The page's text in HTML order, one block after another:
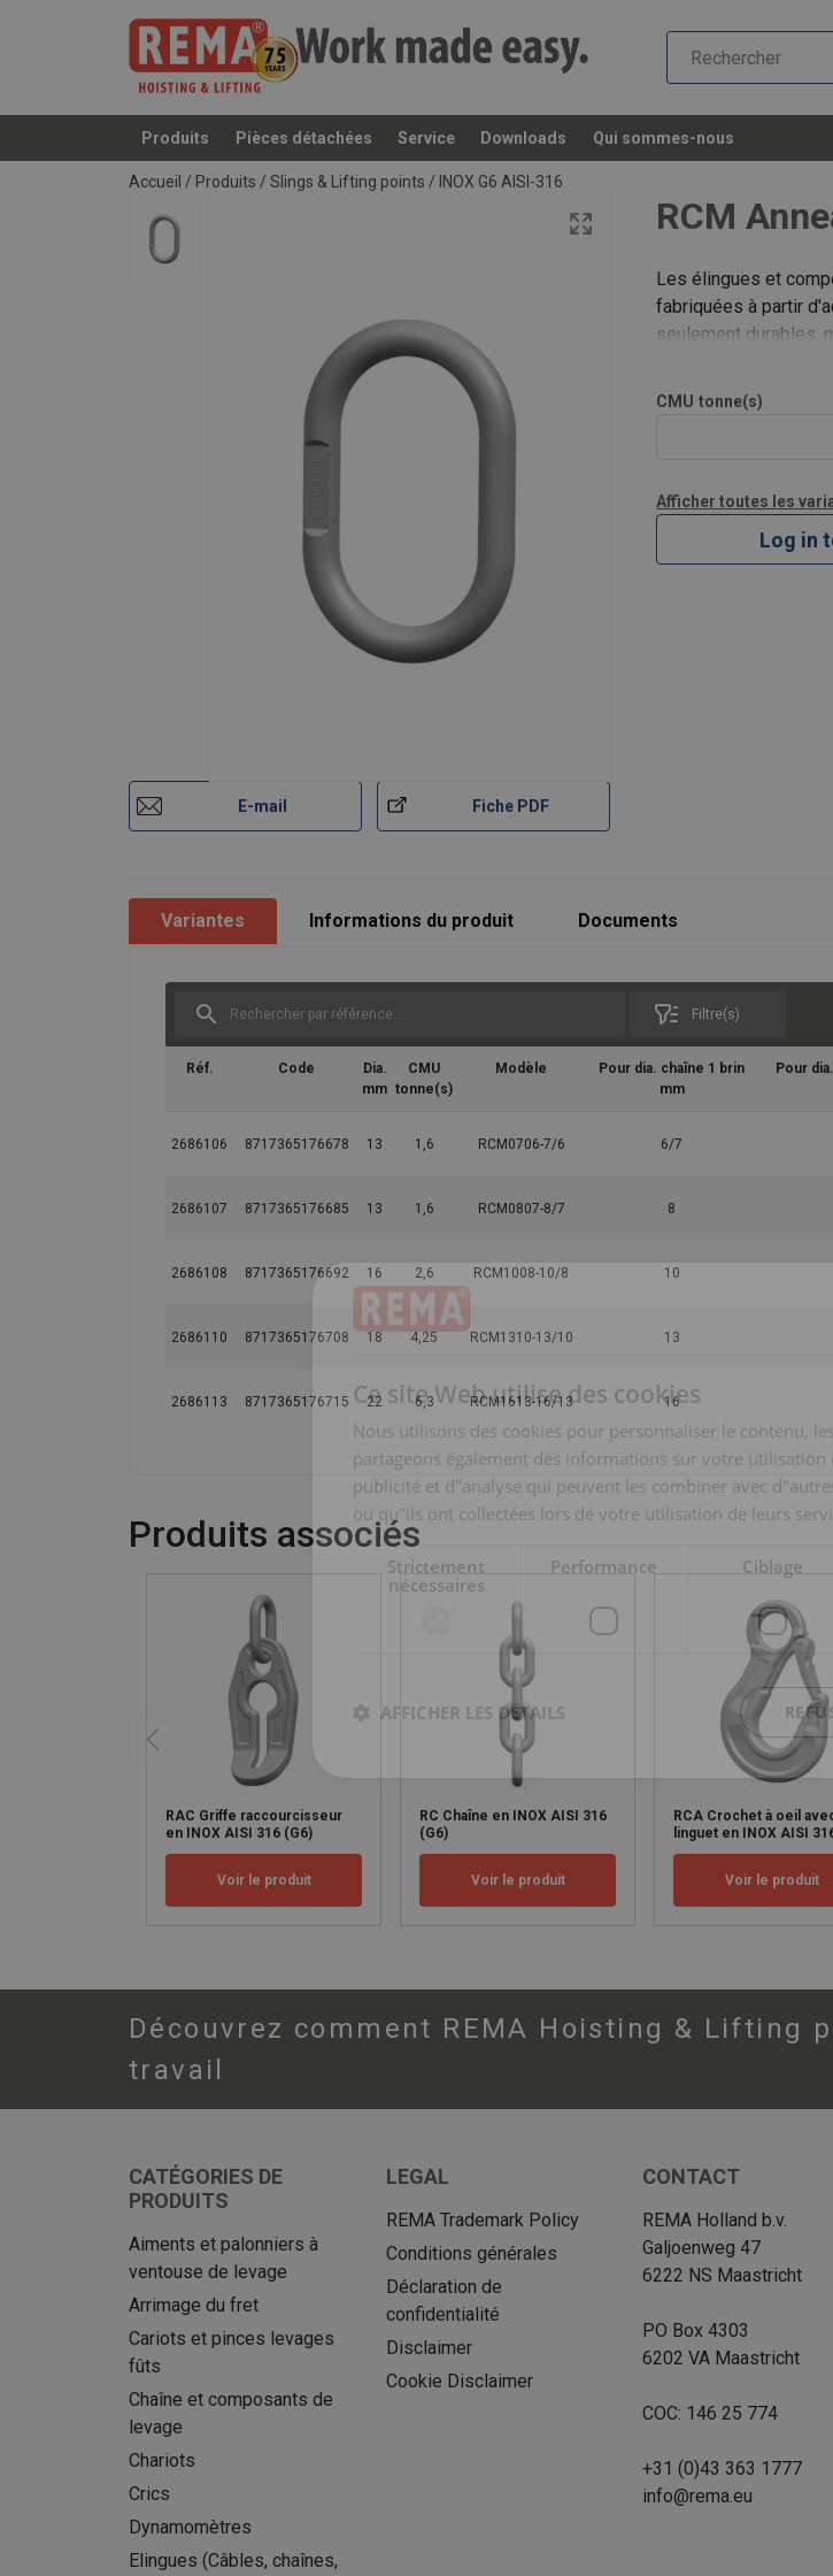
Produits Pièces détachées Service Downloads Qui sommes-nous
Ajouté au panier
Accueil / Produits / Slings & Lifting points / INOX G6 AISI-316
RCM
E-mail Fiche PDF
Les élingues et
fabriquées à partir
seulement durables,
CMU tonne(s)
Afficher toutes les
Log in
Variantes Informations du produit Documents
Filtre(s)
Réf. Code
Dia.
mm
CMU
tonne(s)
Modèle
Pour dia. chaîne 1 brin
mm
Pour
2686106 8717365176678 13 1,6 RCM0706-7/6 6/7
2686107 8717365176685 13 1,6 RCM0807-8/7 8
2686108 8717365176692 16 2,6 RCM1008-10/8 10
2686110 8717365176708 18 4,25 RCM1310-13/10 13
2686113 8717365176715 22 6,3 RCM1613-16/13 16
Polyvalence:
Construction:
Agroalimentaire:
Coefficient de sécurité:
Catalogue 2019 FR (117).pdf
Produits associés
RAC Griffe raccourcisseur
en INOX AISI 316 (G6)
Voir le produit
RC Chaîne en INOX AISI 316
(G6)
Voir le produit
RCA Crochet à oeil
linguet en INOX AISI
Voir le produit
Découvrez comment REMA Hoisting & Lifting
travail
CATÉGORIES DE
PRODUITS
Aiments et palonniers à
ventouse de levage
Arrimage du fret
Cariots et pinces levages
fûts
Chaîne et composants de
levage
Chariots
Crics
Dynamomètres
Elingues (Câbles, chaînes,
LEGAL
REMA Trademark Policy
Conditions générales
Déclaration de
confidentialité
Disclaimer
Cookie Disclaimer
CONTACT
REMA Holland b.v.
Galjoenweg 47
6222 NS Maastricht
PO Box 4303
6202 VA Maastricht
COC: 146 25 774
+31 (0)43 363 1777
info@rema.eu
Ce site Web utilise des cookies
Nous utilisons des cookies pour personnaliser le contenu,
partageons également des informations sur votre utilisation
publicité et d"analyse qui peuvent les combiner avec
ou qu"ils ont collectées lors de votre utilisation de leurs
Strictement
nécessaires
Performance Ciblage
AFFICHER LES DÉTAILS